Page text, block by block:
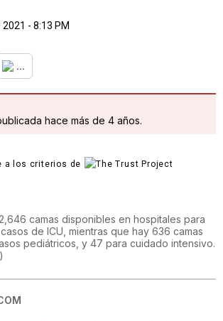
- 8:13 PM
...
hace más de 4 años.
a los criterios de
camas disponibles en hospitales para
de ICU, mientras que hay 636 camas
pediátricos, y 47 para cuidado intensivo.
)